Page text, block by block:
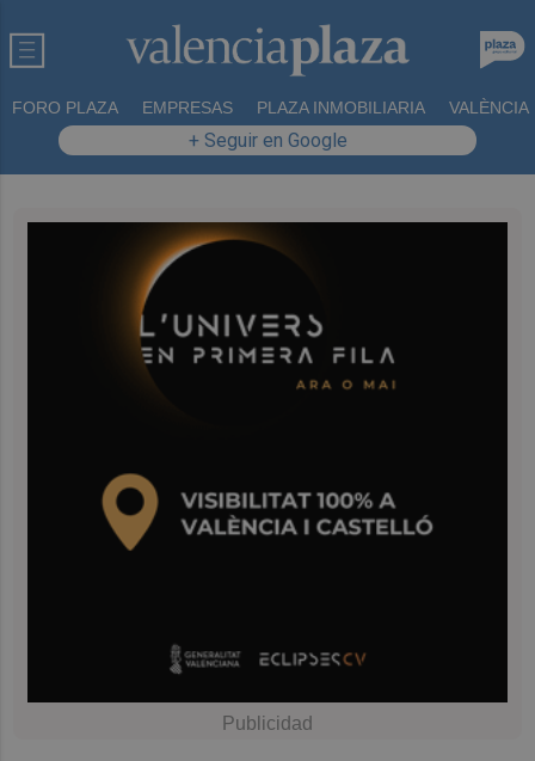
FORO PLAZA EMPRESAS PLAZA INMOBILIARIA VALÈNCIA
+ Seguir en Google